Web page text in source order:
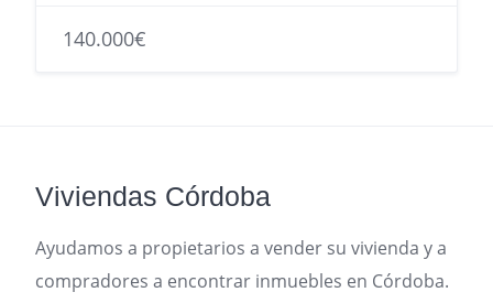
140.000€
Viviendas Córdoba
Ayudamos a propietarios a vender su vivienda y a
compradores a encontrar inmuebles en Córdoba.